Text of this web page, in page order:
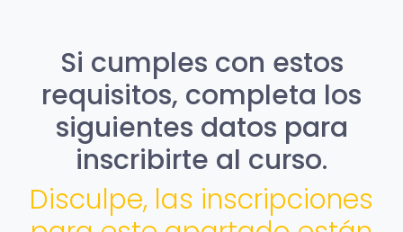
Si cumples con estos
requisitos, completa los
siguientes datos para
inscribirte al curso.
Disculpe, las inscripciones